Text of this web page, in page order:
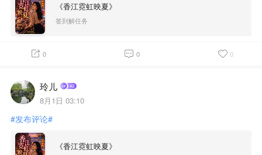
《香江霓虹映夏》
签到解任务
0 0 0
玲儿
8月1日 03:10
#发布评论#
《香江霓虹映夏》